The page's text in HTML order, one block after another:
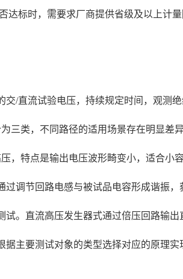
标时，需要求厂商提供省级及以上计
/直流试验电压，持续规定时间，观测
三类，不同路径的适用场景存在明显差异
，特点是输出电压波形畸变小，适合小
调节回路电感与被试品电容形成谐振
。直流高压发生器式通过倍压回路输
主要测试对象的类型选择对应的原理实